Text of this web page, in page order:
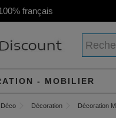
français
- MOBILIER
Décoration Décoration